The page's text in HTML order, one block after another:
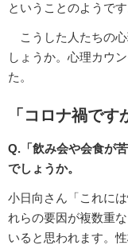
ということのようです
こうした人たちの
しょうか。心理カウ
た。
「コロナ禍で
Q.「飲み会や会食が
でしょうか。
小日向さん「これに
れらの要因が複数重
いると思われます。